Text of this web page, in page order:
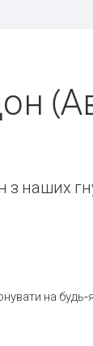
наших
на будь-